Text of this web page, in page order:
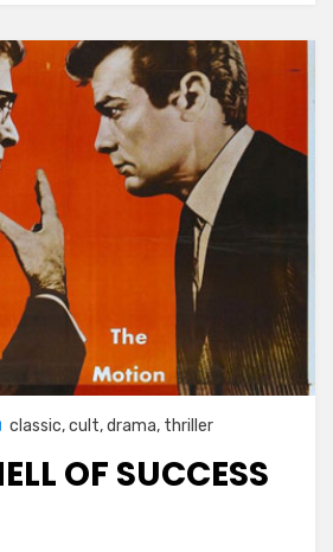
classic,cult,drama, thriller
OF SUCCESS